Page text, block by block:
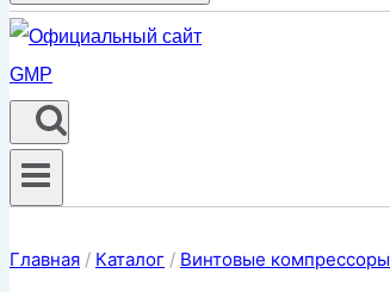
Главная / Каталог / Винтовые компрессоры